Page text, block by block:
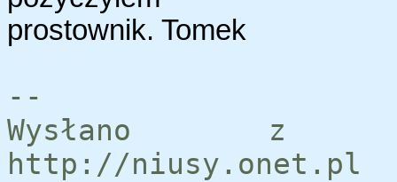
prostownik. Tomek
--
Wysłano z
http://niusy.onet.pl